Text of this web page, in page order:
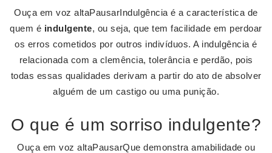
Ouça em voz altaPausarIndulgência é a característica de
quem é indulgente, ou seja, que tem facilidade em perdoar
os erros cometidos por outros indivíduos. A indulgência é
relacionada com a clemência, tolerância e perdão, pois
todas essas qualidades derivam a partir do ato de absolver
alguém de um castigo ou uma punição.
O que é um sorriso indulgente?
Ouça em voz altaPausarQue demonstra amabilidade ou